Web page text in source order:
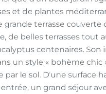
et de plantes
terrasse couverte
de belles terrasses tout
centenaires. Son
un style « bohème chic
le sol. D'une surface
un grand séjour